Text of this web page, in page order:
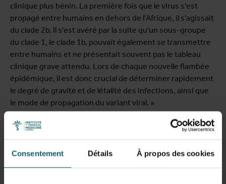
Consentement Détails À propos des cookies
clinique plus bénin. La première fois que le virus s'est
propagé entre humains en dehors de l'Afrique, il s'agissait
du clade 2b. Il s'est avéré par la suite qu'un sous-groupe
du clade 1, le clade 1b, pouvait également se transmettre
entre humains et ne présentait souvent pas le tableau
clinique grave attendu. Lors de chaque nouvelle flambée
épidémique, il est donc crucial de déterminer rapidement
le degré de gravité et de létalité des infections, ainsi que
le mode de propagation du variant viral. »